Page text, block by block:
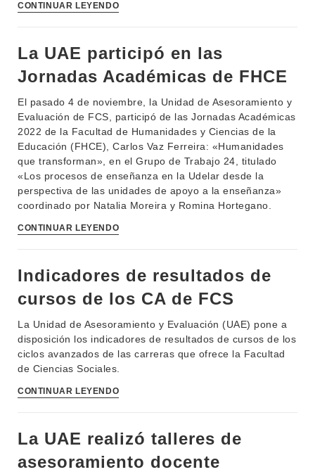
CONTINUAR LEYENDO
La UAE participó en las
Jornadas Académicas de FHCE
El pasado 4 de noviembre, la Unidad de Asesoramiento y
Evaluación de FCS, participó de las Jornadas Académicas
2022 de la Facultad de Humanidades y Ciencias de la
Educación (FHCE), Carlos Vaz Ferreira: «Humanidades
que transforman», en el Grupo de Trabajo 24, titulado
«Los procesos de enseñanza en la Udelar desde la
perspectiva de las unidades de apoyo a la enseñanza»
coordinado por Natalia Moreira y Romina Hortegano.
CONTINUAR LEYENDO
Indicadores de resultados de
cursos de los CA de FCS
La Unidad de Asesoramiento y Evaluación (UAE) pone a
disposición los indicadores de resultados de cursos de los
ciclos avanzados de las carreras que ofrece la Facultad
de Ciencias Sociales.
CONTINUAR LEYENDO
La UAE realizó talleres de
asesoramiento docente